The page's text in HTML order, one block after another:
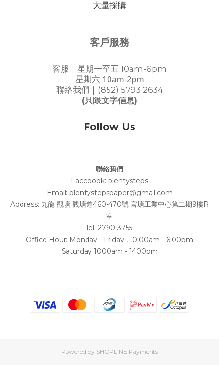
大量採購
客戶服務
客服｜星期一至五 10am-6pm
星期六 10am-2pm
聯絡我們｜(852) 5793 2634
(只限文字信息)
Follow Us
聯絡我們
Facebook: plentysteps
Email: plentystepspaper@gmail.com
Address: 九龍 觀塘 觀塘道460-470號 官塘工業中心第二期9樓R
室
Tel: 2790 3755
Office Hour: Monday - Friday , 10:00am - 6:00pm
Saturday 1000am - 1400pm
Powered by SHOPLINE Payments